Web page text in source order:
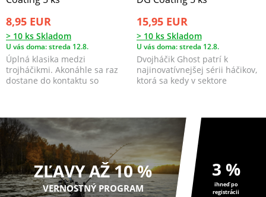
8,95 EUR
> 10 ks Skladom
U vás doma: streda 12.8.
Úplná klasika medzi
trojháčikmi. Akonáhle sa raz
dostane do kontaktu so
15,95 EUR
> 10 ks Skladom
U vás doma: streda 12.8.
Dvojháčik Ghost patrí k
najinovatívnejšej sérii háčikov,
ktorá sa kedy v sektore
ZĽAVY AŽ 10 %
VERNOSTNÝ PROGRAM
3 %
ihneď po
registrácii